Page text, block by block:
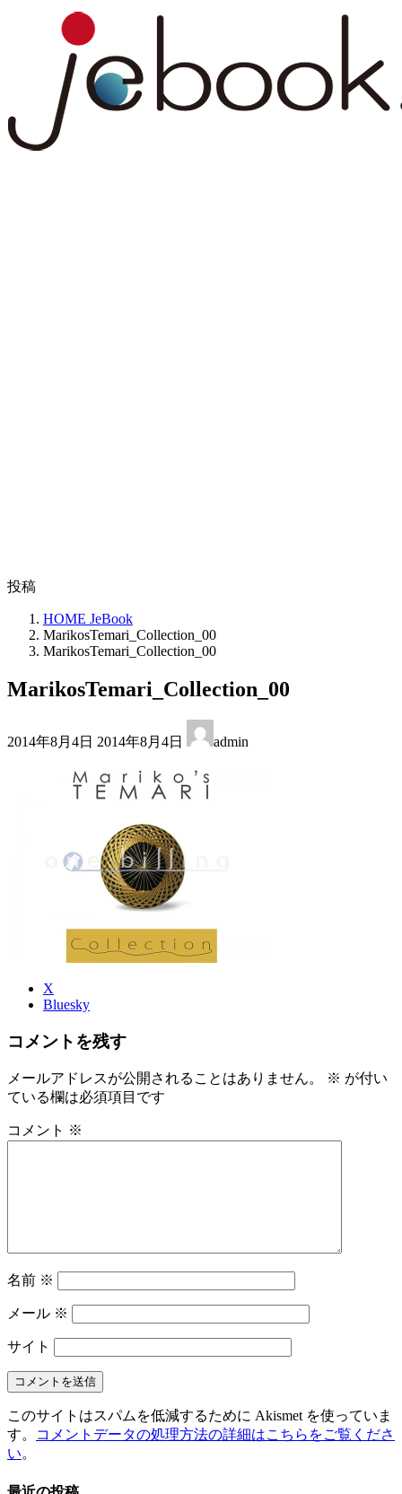
ス
キ
ン
に
投稿
HOME JeBook
MarikosTemari_Collection_00
MarikosTemari_Collection_00
MarikosTemari_Collection_00
2014年8月4日 終
新
日
2014年8月4日 admin
X
Bluesky
コメントを残す
メールアドレスが公開されることはありません。 ※ が付い
ている欄は必須項目です
コメント ※
名前 ※
メール ※
サイト
このサイトはスパムを低減するために Akismet を使っていま
す。
コメントデータの処理方法の詳細はこちらをご覧くださ
い。